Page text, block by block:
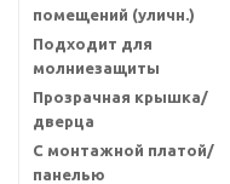
помещений (уличн.)
Подходит для
молниезащиты
Прозрачная крышка/
дверца
С монтажной платой/
панелью